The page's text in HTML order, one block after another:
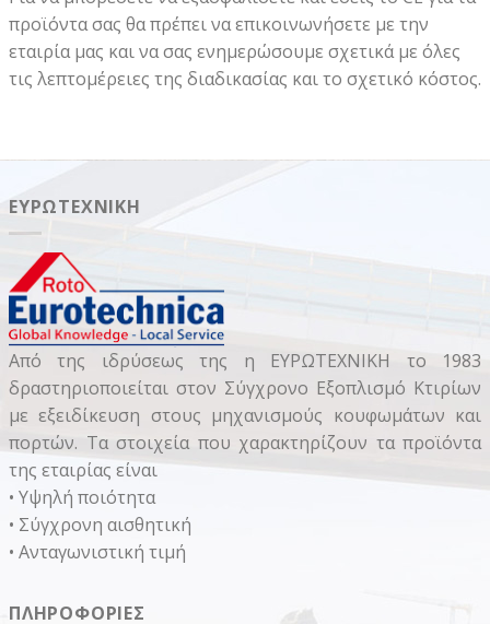
προϊόντα σας θα πρέπει να επικοινωνήσετε με την
εταιρία μας και να σας ενημερώσουμε σχετικά με όλες
τις λεπτομέρειες της διαδικασίας και το σχετικό κόστος.
ΕΥΡΩΤΕΧΝΙΚΉ
Από της ιδρύσεως της η ΕΥΡΩΤΕΧΝΙΚΗ το 1983
δραστηριοποιείται στον Σύγχρονο Εξοπλισμό Κτιρίων
με εξειδίκευση στους μηχανισμούς κουφωμάτων και
πορτών. Τα στοιχεία που χαρακτηρίζουν τα προϊόντα
της εταιρίας είναι
• Υψηλή ποιότητα
• Σύγχρονη αισθητική
• Ανταγωνιστική τιμή
ΠΛΗΡΟΦΟΡΊΕΣ